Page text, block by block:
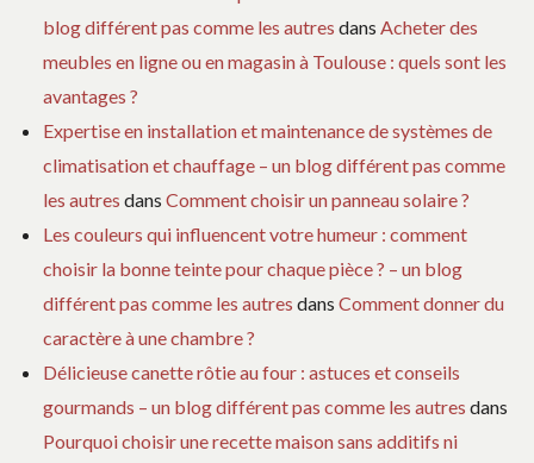
blog différent pas comme les autres dans Acheter des
meubles en ligne ou en magasin à Toulouse : quels sont les
avantages ?
Expertise en installation et maintenance de systèmes de
climatisation et chauffage – un blog différent pas comme
les autres dans Comment choisir un panneau solaire ?
Les couleurs qui influencent votre humeur : comment
choisir la bonne teinte pour chaque pièce ? – un blog
différent pas comme les autres dans Comment donner du
caractère à une chambre ?
Délicieuse canette rôtie au four : astuces et conseils
gourmands – un blog différent pas comme les autres dans
Pourquoi choisir une recette maison sans additifs ni